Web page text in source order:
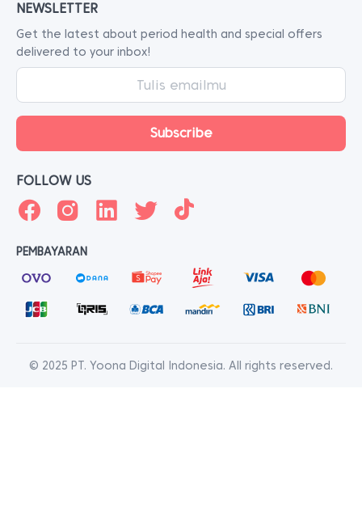
NEWSLETTER
Get the latest about period health and special offers
delivered to your inbox!
FOLLOW US
PEMBAYARAN
© 2025 PT. Yoona Digital Indonesia. All rights reserved.